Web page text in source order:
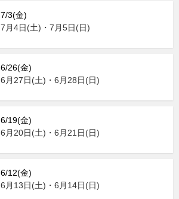
7/3(金)
7月4日(土)・7月5日(日)
6/26(金)
6月27日(土)・6月28日(日)
6/19(金)
6月20日(土)・6月21日(日)
6/12(金)
6月13日(土)・6月14日(日)